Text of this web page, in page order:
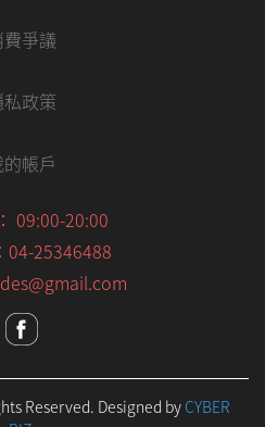
費爭議
私政策
帳戶
09:00-20:00
04-25346488
Reserved. Designed byCYBER